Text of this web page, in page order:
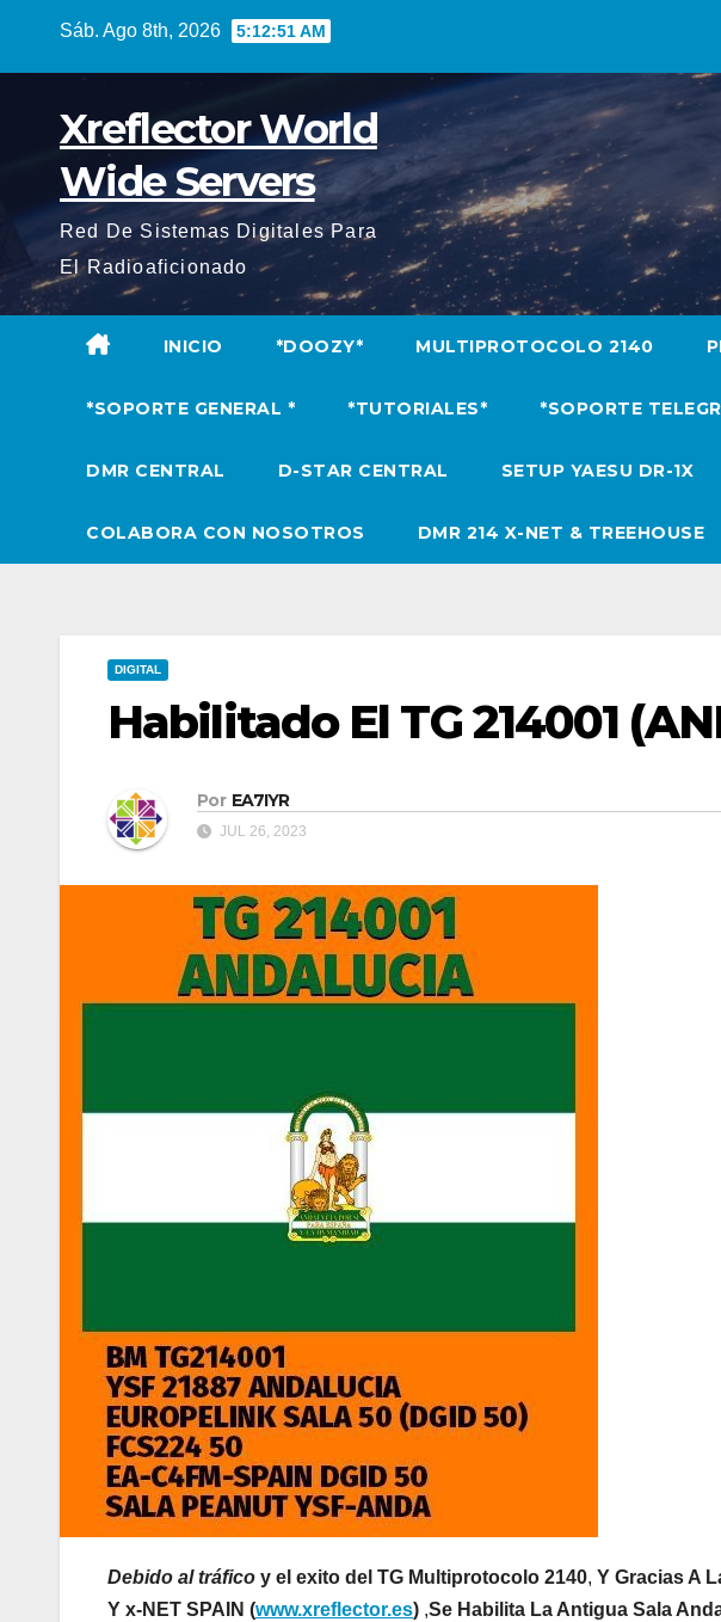
Sáb. Ago 8th, 2026 5:12:52 AM
Xreflector World
Wide Servers
Red De Sistemas Digitales Para
El Radioaficionado
INICIO *DOOZY* MULTIPROTOCOLO 2140
*SOPORTE GENERAL * *TUTORIALES* *SOPORTE
DMR CENTRAL D-STAR CENTRAL SETUP YAESU DR-1X
COLABORA CON NOSOTROS DMR 214 X-NET & TREEHOUSE
DIGITAL
Habilitado El TG 214001
Por EA7IYR
JUL 26, 2023
Debido al tráfico y el exito del TG Multiprotocolo 2140, Y Gracias A
Y x-NET SPAIN (www.xreflector.es) ,Se Habilita La Antigua Sala